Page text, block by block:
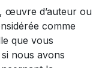
œuvre d’auteur ou
comme
que vous
nous avons